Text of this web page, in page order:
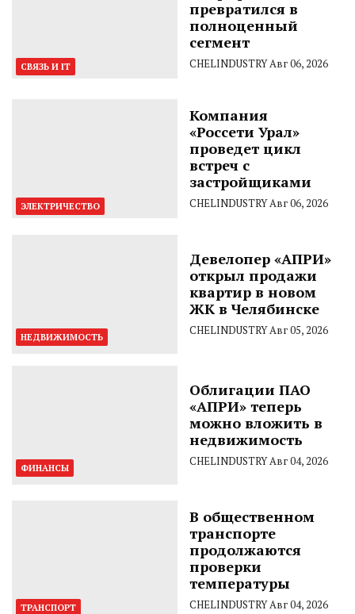
СВЯЗЬ И IT
превратился в
полноценный
сегмент
CHELINDUSTRYАвг 06, 2026
ЭЛЕКТРИЧЕСТВО
Компания
«Россети Урал»
проведет цикл
встреч с
застройщиками
CHELINDUSTRYАвг 06, 2026
НЕДВИЖИМОСТЬ
Девелопер «АПРИ»
открыл продажи
квартир в новом
ЖК в Челябинске
CHELINDUSTRYАвг 05, 2026
ФИНАНСЫ
Облигации ПАО
«АПРИ» теперь
можно вложить в
недвижимость
CHELINDUSTRYАвг 04, 2026
ТРАНСПОРТ
В общественном
транспорте
продолжаются
проверки
температуры
CHELINDUSTRYАвг 04, 2026